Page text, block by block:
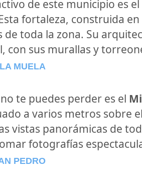
de este municipio es
fortaleza, construida
toda la zona. Su
con sus murallas y
MUELA
te puedes perder es el
a varios metros sobre
vistas panorámicas de
fotografías
PEDRO